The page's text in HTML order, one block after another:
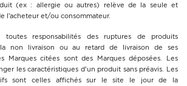
(ex : allergie ou autres) relève de la seule et
l’acheteur et/ou consommateur.
toutes responsabilités des ruptures de produits
non livraison ou au retard de livraison de ses
Marques citées sont des Marques déposées. Les
les caractéristiques d'un produit sans préavis. Les
sont celles affichés sur le site le jour de la